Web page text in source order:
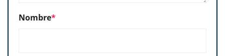
Nombre*